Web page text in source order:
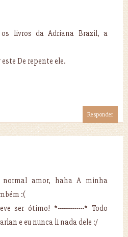
livros da Adriana Brazil, a
De repente ele.
Responder
amor, haha A minha
:(
ser ótimo! *-------------* Todo
e eu nunca li nada dele :/